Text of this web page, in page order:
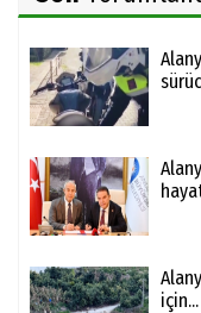
için...